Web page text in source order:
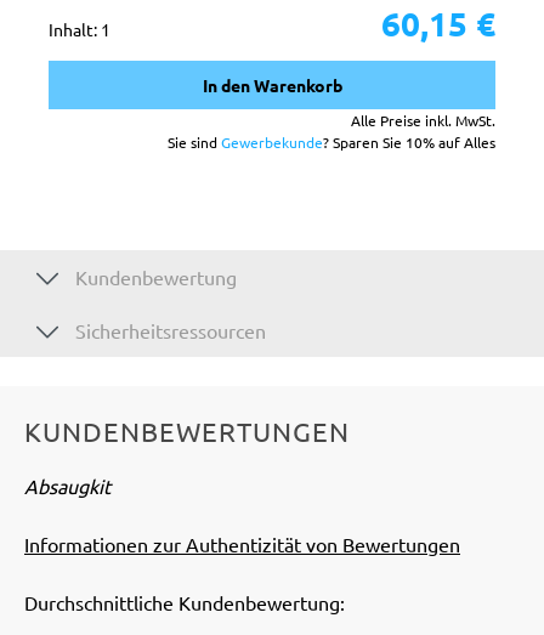
Inhalt: 1 60,15 €
In den Warenkorb
Alle Preise inkl. MwSt.
Sie sindGewerbekunde? Sparen Sie 10% auf Alles
Kundenbewertung
Sicherheitsressourcen
KUNDENBEWERTUNGEN
Absaugkit
Informationen zur Authentizität von Bewertungen
Durchschnittliche Kundenbewertung: